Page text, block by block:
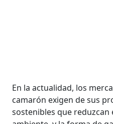
En la actualidad, los
camarón exigen de sus
sostenibles que reduzcan